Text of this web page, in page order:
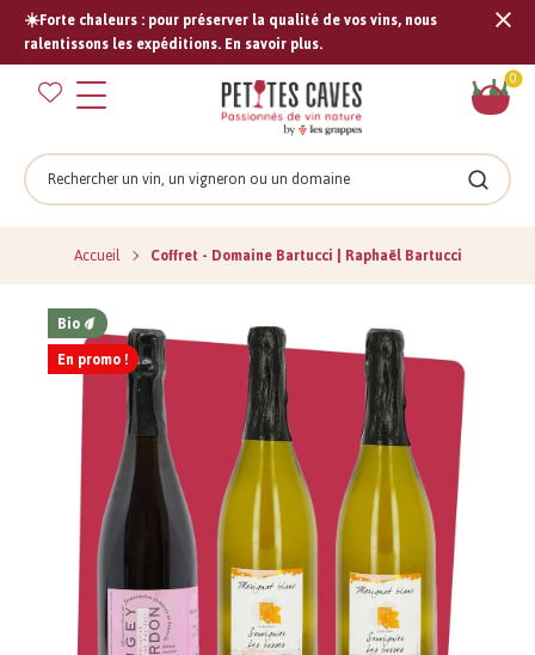
☀️Forte chaleurs : pour préserver la qualité de vos vins, nous
ralentissons les expéditions. En savoir plus.
0
Rechercher
Accueil Coffret - Domaine Bartucci | Raphaël Bartucci
Bio
En promo !